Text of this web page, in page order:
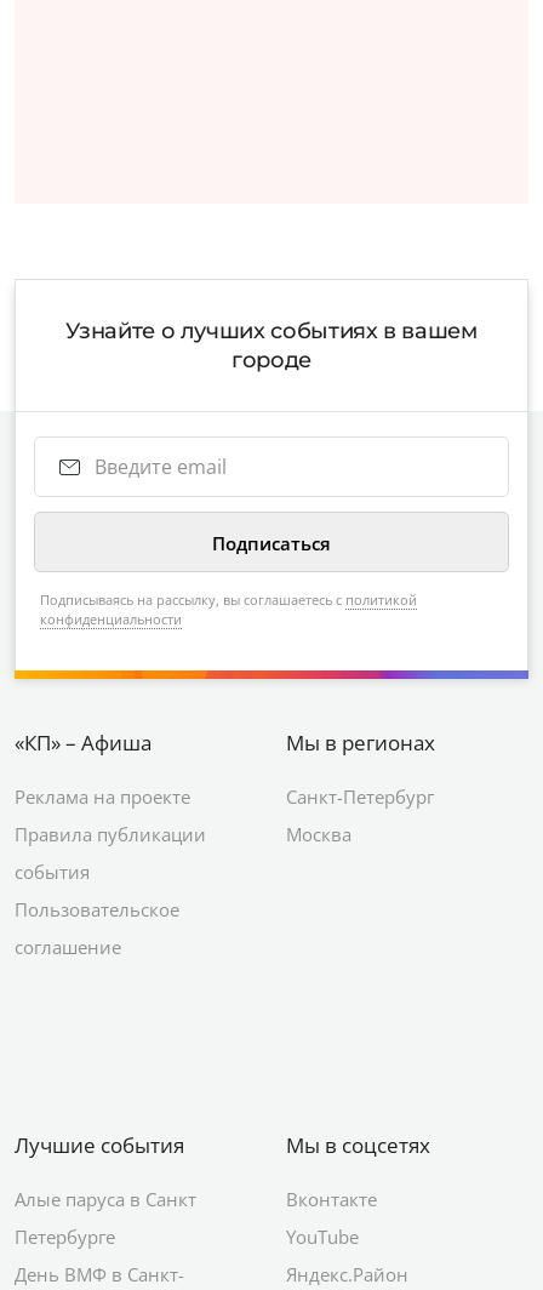
Узнайте о лучших событиях в вашем
городе
Подписываясь на рассылку, вы соглашаетесь с политикой
конфиденциальности
«КП» – Афиша
Реклама на проекте
Правила публикации
события
Пользовательское
соглашение
Мы в регионах
Санкт-Петербург
Москва
Лучшие события
Алые паруса в Санкт
Петербурге
День ВМФ в Санкт-
Мы в соцсетях
Вконтакте
YouTube
Яндекс.Район